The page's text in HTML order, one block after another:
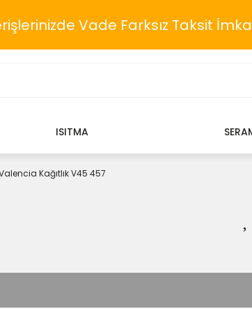
Vade Farksız Taksit
ISITMA
Kağıtlık V45 457